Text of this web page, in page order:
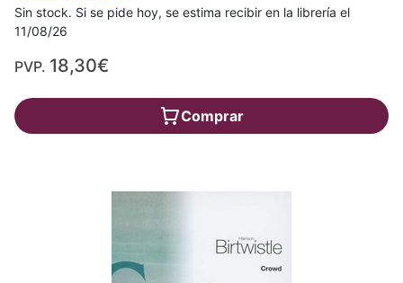
Sin stock. Si se pide hoy, se estima recibir en la librería el
11/08/26
PVP. 18,30€
Comprar